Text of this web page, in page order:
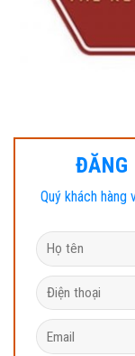
ĐĂNG
Quý khách